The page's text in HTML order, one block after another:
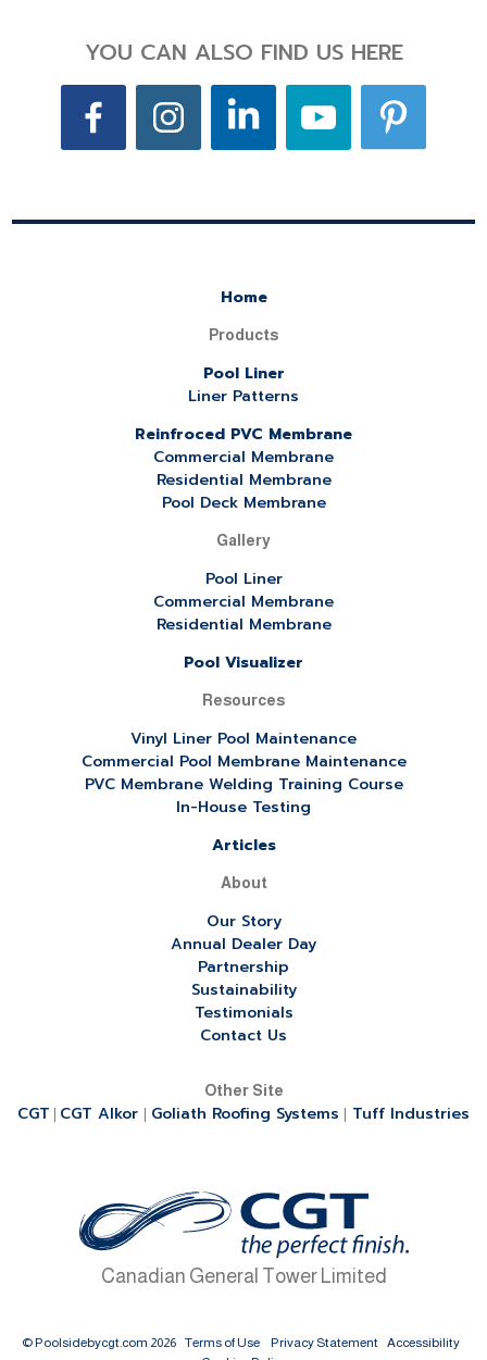
YOU CAN ALSO FIND US HERE
Home
Products
Pool Liner
Liner Patterns
Reinfroced PVC Membrane
Commercial Membrane
Residential Membrane
Pool Deck Membrane
Gallery
Pool Liner
Commercial Membrane
Residential Membrane
Pool Visualizer
Resources
Vinyl Liner Pool Maintenance
Commercial Pool Membrane Maintenance
PVC Membrane Welding Training Course
In-House Testing
Articles
About
Our Story
Annual Dealer Day
Partnership
Sustainability
Testimonials
Contact Us
Other Site
CGT CGT Alkor Goliath Roofing Systems Tuff Industries
Canadian General Tower Limited
© Poolsidebycgt.com 2026 Terms of Use Privacy Statement
Accessibility